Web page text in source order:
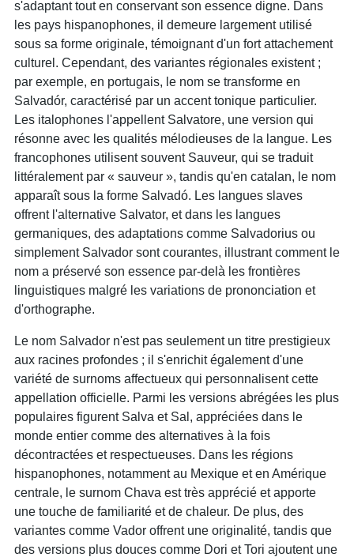
s'adaptant tout en conservant son essence digne. Dans
les pays hispanophones, il demeure largement utilisé
sous sa forme originale, témoignant d'un fort attachement
culturel. Cependant, des variantes régionales existent ;
par exemple, en portugais, le nom se transforme en
Salvadór, caractérisé par un accent tonique particulier.
Les italophones l'appellent Salvatore, une version qui
résonne avec les qualités mélodieuses de la langue. Les
francophones utilisent souvent Sauveur, qui se traduit
littéralement par « sauveur », tandis qu'en catalan, le nom
apparaît sous la forme Salvadó. Les langues slaves
offrent l'alternative Salvator, et dans les langues
germaniques, des adaptations comme Salvadorius ou
simplement Salvador sont courantes, illustrant comment le
nom a préservé son essence par-delà les frontières
linguistiques malgré les variations de prononciation et
d'orthographe.
Le nom Salvador n'est pas seulement un titre prestigieux
aux racines profondes ; il s'enrichit également d'une
variété de surnoms affectueux qui personnalisent cette
appellation officielle. Parmi les versions abrégées les plus
populaires figurent Salva et Sal, appréciées dans le
monde entier comme des alternatives à la fois
décontractées et respectueuses. Dans les régions
hispanophones, notamment au Mexique et en Amérique
centrale, le surnom Chava est très apprécié et apporte
une touche de familiarité et de chaleur. De plus, des
variantes comme Vador offrent une originalité, tandis que
des versions plus douces comme Dori et Tori ajoutent une